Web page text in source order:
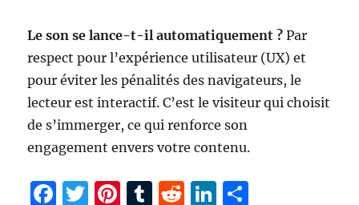
Le son se lance-t-il automatiquement ? Par
respect pour l’expérience utilisateur (UX) et
pour éviter les pénalités des navigateurs, le
lecteur est interactif. C’est le visiteur qui choisit
de s’immerger, ce qui renforce son
engagement envers votre contenu.
F
T
Pi T
R
Li